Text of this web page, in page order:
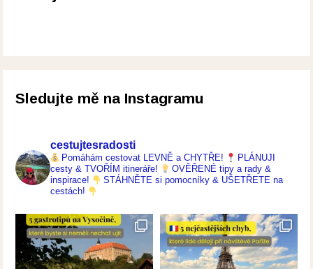
Sledujte mě na Instagramu
cestujtesradosti
Pomáhám cestovat LEVNĚ a CHYTŘE!
PLÁNUJI
cesty & TVOŘÍM itineráře!
OVĚŘENÉ tipy a rady &
inspirace!
STÁHNĚTE si pomocníky & UŠETŘETE na
cestách!